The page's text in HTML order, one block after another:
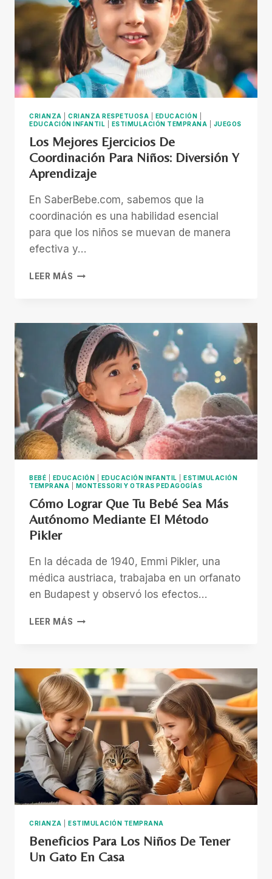
CRIANZA CRIANZA RESPETUOSA EDUCACIÓN
EDUCACIÓN INFANTIL
ESTIMULACIÓN TEMPRANA JUEGOS
Los Mejores Ejercicios De
Coordinación Para Niños: Diversión Y
Aprendizaje
En SaberBebe.com, sabemos que la
coordinación es una habilidad esencial
para que los niños se muevan de manera
efectiva y…
LEER MÁS LOS
COORDINACIÓN
PARA
NIÑOS:
DIVERSIÓN
Y
APRENDIZAJE
BEBÉ EDUCACIÓN EDUCACIÓN INFANTIL
ESTIMULACIÓN
TEMPRANA
MONTESSORI Y OTRAS PEDAGOGÍAS
Cómo Lograr Que Tu Bebé Sea Más
Autónomo Mediante El Método
Pikler
En la década de 1940, Emmi Pikler, una
médica austriaca, trabajaba en un orfanato
en Budapest y observó los efectos…
LEER MÁS CÓMO
BEBÉ
SEA
MÁS
AUTÓNOMO
MEDIANTE
EL
MÉTODO
PIKLER
CRIANZA ESTIMULACIÓN TEMPRANA
Beneficios Para Los Niños De Tener
Un Gato En Casa